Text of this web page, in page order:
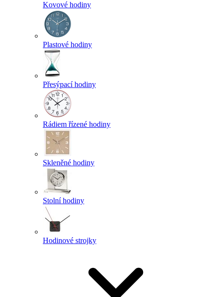
Kovové hodiny
Plastové hodiny
Přesýpací hodiny
Rádiem řízené hodiny
Skleněné hodiny
Stolní hodiny
Hodinové strojky